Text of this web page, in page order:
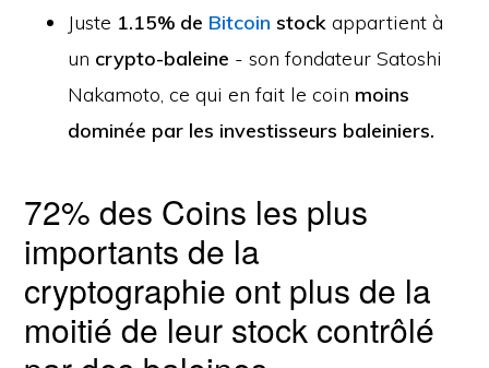
Juste 1.15% de Bitcoin stock appartient à
un crypto-baleine - son fondateur Satoshi
Nakamoto, ce qui en fait le coin moins
dominée par les investisseurs baleiniers.
72% des Coins les plus
importants de la
cryptographie ont plus de la
moitié de leur stock contrôlé